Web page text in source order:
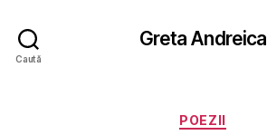
Caută
Greta Andreica
Categorii
POEZII